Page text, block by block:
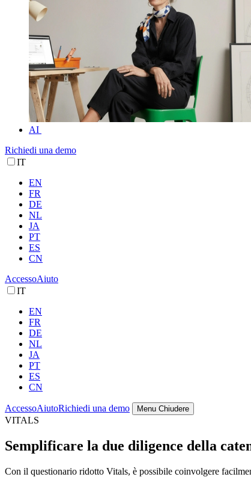
AI
Richiedi una demo
IT
EN
FR
DE
NL
JA
PT
ES
CN
AccessoAiuto
IT
EN
FR
DE
NL
JA
PT
ES
CN
AccessoAiutoRichiedi una demo Menu Chiudere
VITALS
Semplificare la due diligence della
Con il questionario ridotto Vitals, è possibile coinvolgere